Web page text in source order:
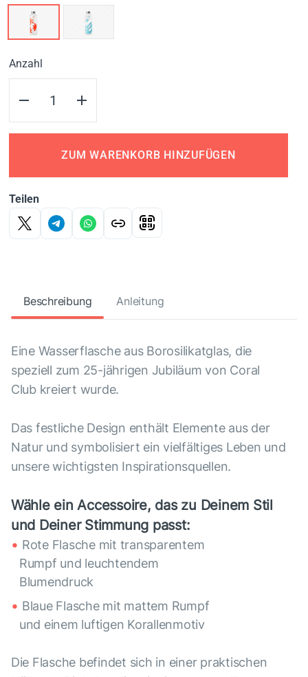
Anzahl
ZUM WARENKORB HINZUFÜGEN
Teilen
Beschreibung Anleitung
Eine Wasserflasche aus Borosilikatglas, die
speziell zum 25-jährigen Jubiläum von Coral
Club kreiert wurde.
Das festliche Design enthält Elemente aus der
Natur und symbolisiert ein vielfältiges Leben und
unsere wichtigsten Inspirationsquellen.
Wähle ein Accessoire, das zu Deinem Stil
und Deiner Stimmung passt:
Rote Flasche mit transparentem
Rumpf und leuchtendem
Blumendruck
Blaue Flasche mit mattem Rumpf
und einem luftigen Korallenmotiv
Die Flasche befindet sich in einer praktischen